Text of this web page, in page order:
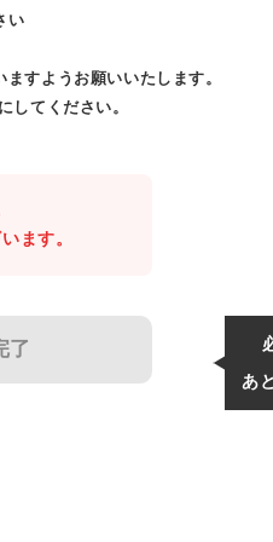
い
すようお願いいたします。
してください。
ます。
了
あと